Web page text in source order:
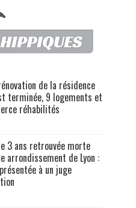
de la résidence
terminée, 9 logements et
réhabilités
3 ans retrouvée morte
arrondissement de Lyon :
à un juge